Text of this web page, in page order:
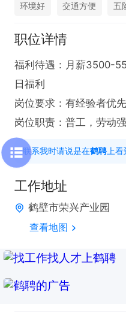
环境好 交通方便 五
职位详情
福利待遇：月薪3500-
日福利
岗位要求：有经验者优先
岗位职责：普工，劳动
联系我时请说是在鹤聘 上
工作地址
鹤壁市荣兴产业园
查看地图